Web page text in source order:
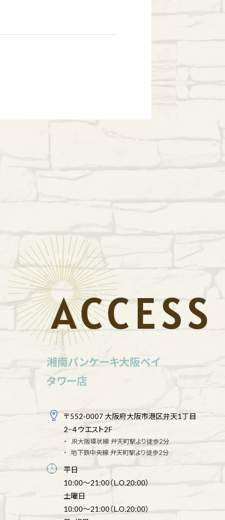
ACCESS
湘南パンケーキ大阪ベイ
タワー店
〒552-0007 大阪府大阪市港区弁天1丁目
2−4 ウエスト2F
JR大阪環状線 弁天町駅より徒歩2分
地下鉄中央線 弁天町駅より徒歩2分
平日
10:00～21:00（L.O.20:00）
土曜日
10:00～21:00（L.O.20:00）